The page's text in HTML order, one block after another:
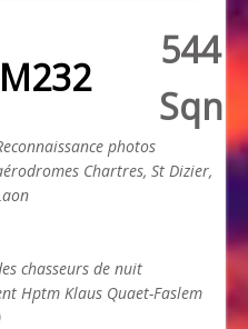
544
Sqn
photos
Chartres, St Dizier,
chasseurs de nuit
Hptm Klaus Quaet-Faslem